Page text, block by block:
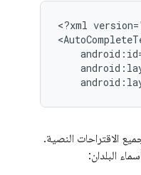
<?xml
الاقتراحات النصية.
البلدان: